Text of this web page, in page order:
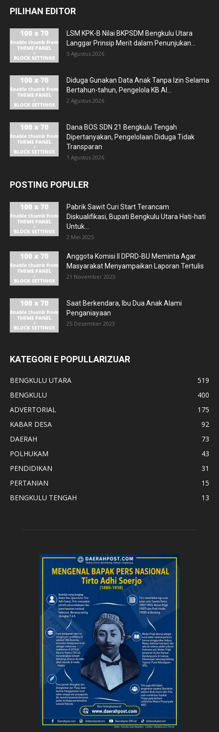
PILIHAN EDITOR
LSM KPK-B Nilai BKPSDM Bengkulu Utara
Langgar Prinsip Merit dalam Penunjukan...
5 Agustus 2026
Diduga Gunakan Data Anak Tanpa Izin Selama
Bertahun-tahun, Pengelola KB Al...
2 Agustus 2026
Dana BOS SDN 21 Bengkulu Tengah
Dipertanyakan, Pengelolaan Diduga Tidak
Transparan
1 Agustus 2026
POSTING POPULER
Pabrik Sawit Curi Start Terancam
Diskualifikasi, Bupati Bengkulu Utara Hati-hati
Untuk...
2 Mei 2025
Anggota Komisi II DPRD-BU Meminta Agar
Masyarakat Menyampaikan Laporan Tertulis
21 November 2023
Saat Berkendara, Ibu Dua Anak Alami
Penganiayaan
25 Desember 2023
KATEGORI E POPULLARIZUAR
BENGKULU UTARA
519
BENGKULU
400
ADVERTORIAL
175
KABAR DESA
92
DAERAH
73
POLHUKAM
43
PENDIDIKAN
31
PERTANIAN
15
BENGKULU TENGAH
13